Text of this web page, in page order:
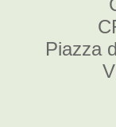
Piazza